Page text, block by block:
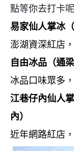
點等你去打卡呢
易家仙人掌冰
澎湖資深紅店
自由冰品（通
冰品口味眾多
江巷仔內仙人
內）
近年網路紅店